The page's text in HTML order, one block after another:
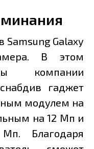
Galaxy
В этом
компании
гаджет
модулем на
на 12 Мп и
Благодаря